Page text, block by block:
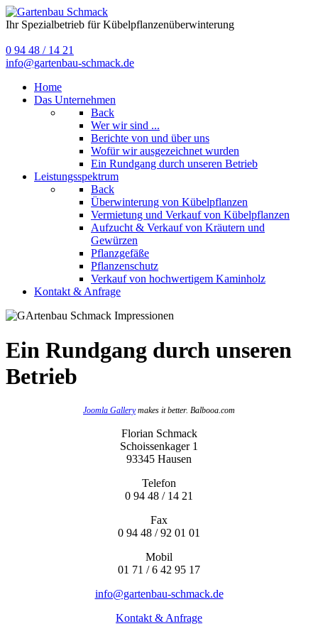
Ihr Spezialbetrieb für Kübelpflanzenüberwinterung
0 94 48 / 14 21
info@gartenbau-schmack.de
Home
Das Unternehmen
Back
Wer wir sind ...
Berichte von und über uns
Wofür wir ausgezeichnet wurden
Ein Rundgang durch unseren Betrieb
Leistungsspektrum
Back
Überwinterung von Kübelpflanzen
Vermietung und Verkauf von Kübelpflanzen
Aufzucht & Verkauf von Kräutern und
Gewürzen
Pflanzgefäße
Pflanzenschutz
Verkauf von hochwertigem Kaminholz
Kontakt & Anfrage
Ein Rundgang durch unseren
Betrieb
Joomla Gallerymakes it better. Balbooa.com
Florian Schmack
Schoissenkager 1
93345 Hausen
Telefon
0 94 48 / 14 21
Fax
0 94 48 / 92 01 01
Mobil
01 71 / 6 42 95 17
info@gartenbau-schmack.de
Kontakt & Anfrage